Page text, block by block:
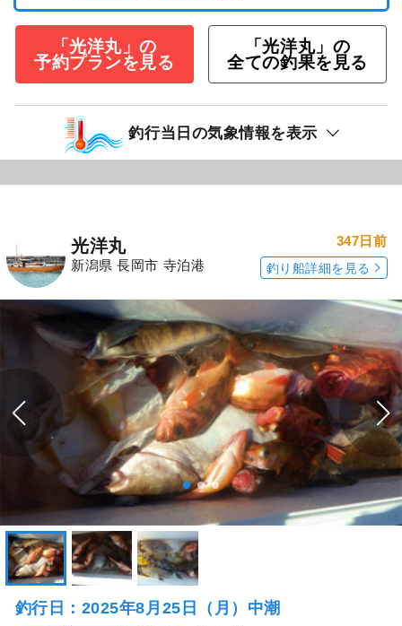
「光洋丸」の
予約プランを見る
「光洋丸」の
全ての釣果を見る
釣行当日の気象情報を表示
光洋丸
新潟県 長岡市 寺泊港
347日前
釣り船詳細を見る
釣行日：2025年8月25日（月）中潮